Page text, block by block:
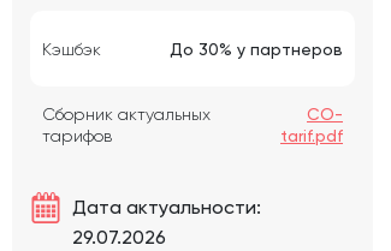
Кэшбэк До 30% у партнеров
Сборник актуальных
тарифов
CO-
tarif.pdf
Дата актуальности:
29.07.2026